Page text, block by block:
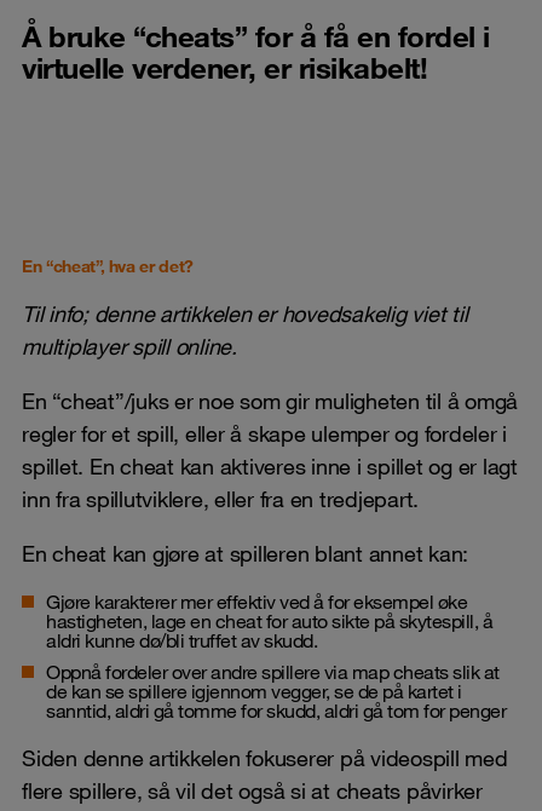
Å bruke “cheats” for å få en fordel i
virtuelle verdener, er risikabelt!
En “cheat”, hva er det?
Til info; denne artikkelen er hovedsakelig viet til
multiplayer spill online.
En “cheat”/juks er noe som gir muligheten til å omgå
regler for et spill, eller å skape ulemper og fordeler i
spillet. En cheat kan aktiveres inne i spillet og er lagt
inn fra spillutviklere, eller fra en tredjepart.
En cheat kan gjøre at spilleren blant annet kan:
Gjøre karakterer mer effektiv ved å for eksempel øke
hastigheten, lage en cheat for auto sikte på skytespill, å
aldri kunne dø/bli truffet av skudd.
Oppnå fordeler over andre spillere via map cheats slik at
de kan se spillere igjennom vegger, se de på kartet i
sanntid, aldri gå tomme for skudd, aldri gå tom for penger
Siden denne artikkelen fokuserer på videospill med
flere spillere, så vil det også si at cheats påvirker